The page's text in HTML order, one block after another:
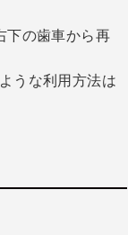
下の歯車から再
うな利用方法は